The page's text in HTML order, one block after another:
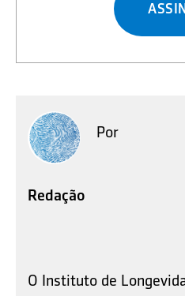
Por
Redação
O Instituto de